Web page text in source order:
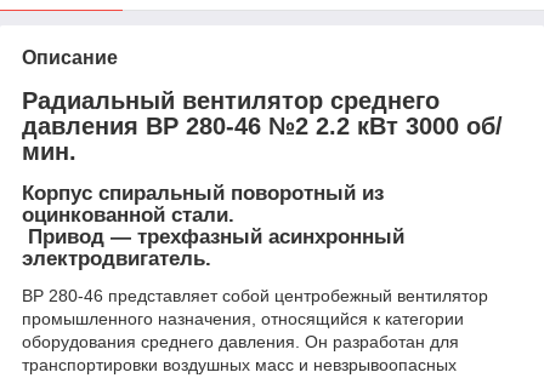
Описание
Радиальный вентилятор среднего
давления ВР 280-46 №2 2.2 кВт 3000 об/
мин.
Корпус спиральный поворотный из
оцинкованной стали.
Привод — трехфазный асинхронный
электродвигатель.
ВР 280-46 представляет собой центробежный вентилятор
промышленного назначения, относящийся к категории
оборудования среднего давления. Он разработан для
транспортировки воздушных масс и невзрывоопасных